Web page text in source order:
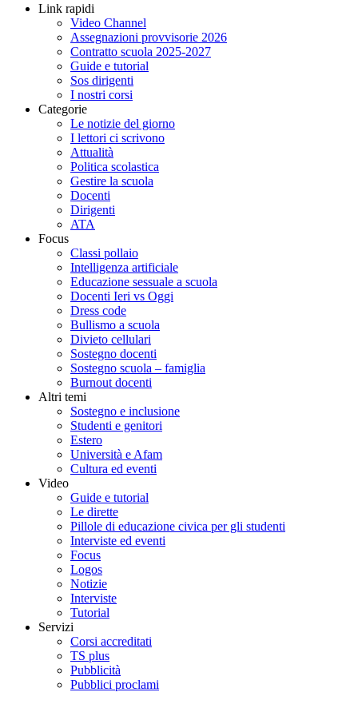
Link rapidi
Video Channel
Assegnazioni provvisorie 2026
Contratto scuola 2025-2027
Guide e tutorial
Sos dirigenti
I nostri corsi
Categorie
Le notizie del giorno
I lettori ci scrivono
Attualità
Politica scolastica
Gestire la scuola
Docenti
Dirigenti
ATA
Focus
Classi pollaio
Intelligenza artificiale
Educazione sessuale a scuola
Docenti Ieri vs Oggi
Dress code
Bullismo a scuola
Divieto cellulari
Sostegno docenti
Sostegno scuola – famiglia
Burnout docenti
Altri temi
Sostegno e inclusione
Studenti e genitori
Estero
Università e Afam
Cultura ed eventi
Video
Guide e tutorial
Le dirette
Pillole di educazione civica per gli studenti
Interviste ed eventi
Focus
Logos
Notizie
Interviste
Tutorial
Servizi
Corsi accreditati
TS plus
Pubblicità
Pubblici proclami